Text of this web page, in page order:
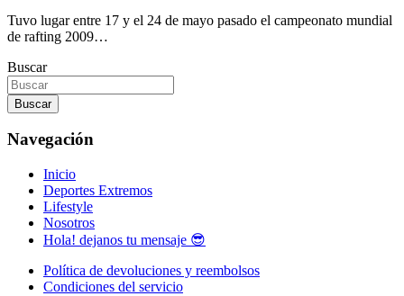
Tuvo lugar entre 17 y el 24 de mayo pasado el campeonato mundial
de rafting 2009…
Buscar
Buscar
Navegación
Inicio
Deportes Extremos
Lifestyle
Nosotros
Hola! dejanos tu mensaje 😎
Política de devoluciones y reembolsos
Condiciones del servicio